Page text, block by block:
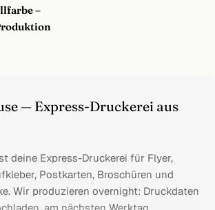
–
— Express-Druckerei aus
deine Express-Druckerei für Flyer,
Postkarten, Broschüren und
Wir produzieren overnight: Druckdaten